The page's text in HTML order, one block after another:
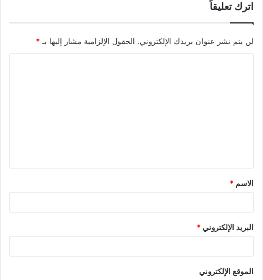
اترك تعليقاً
لن يتم نشر عنوان بريدك الإلكتروني. الحقول الإلزامية مشار إليها بـ *
ق
*
الاسم *
البريد الإلكتروني*
الموقع الإلكتروني